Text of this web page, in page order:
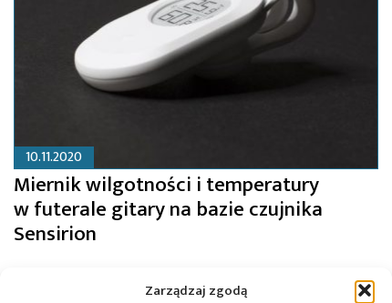
Zarządzaj zgodą
10.11.2020
Miernik wilgotności i temperatury
w futerale gitary na bazie czujnika
Sensirion